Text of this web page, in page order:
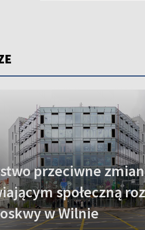
przeciwne
społeczną
w Wilnie